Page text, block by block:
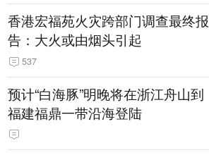
香港宏福苑火灾跨部门调查最终报
告：大火或由烟头引起
537
预计“白海豚”明晚将在浙江舟山到
福建福鼎一带沿海登陆